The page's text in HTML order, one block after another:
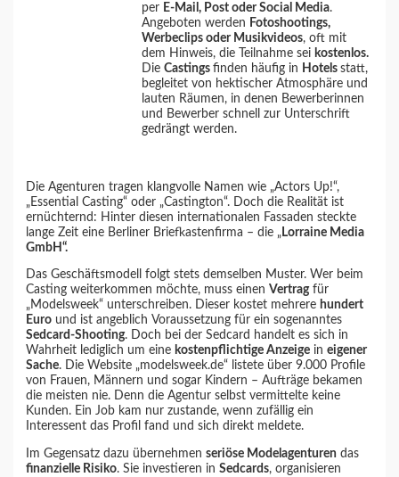
per E-Mail, Post oder Social Media.
Angeboten werden Fotoshootings,
Werbeclips oder Musikvideos, oft mit
dem Hinweis, die Teilnahme sei kostenlos.
Die Castings finden häufig in Hotels statt,
begleitet von hektischer Atmosphäre und
lauten Räumen, in denen Bewerberinnen
und Bewerber schnell zur Unterschrift
gedrängt werden.
Die Agenturen tragen klangvolle Namen wie „Actors Up!“,
„Essential Casting“ oder „Castington“. Doch die Realität ist
ernüchternd: Hinter diesen internationalen Fassaden steckte
lange Zeit eine Berliner Briefkastenfirma – die „ Lorraine Media
GmbH“.
Das Geschäftsmodell folgt stets demselben Muster. Wer beim
Casting weiterkommen möchte, muss einenVertragfür
„Modelsweek“ unterschreiben. Dieser kostet mehrere hundert
Euro und ist angeblich Voraussetzung für ein sogenanntes
Sedcard-Shooting. Doch bei der Sedcard handelt es sich in
Wahrheit lediglich um eine kostenpflichtige Anzeige ineigener
Sache. Die Website „modelsweek.de“ listete über 9.000 Profile
von Frauen, Männern und sogar Kindern – Aufträge bekamen
die meisten nie. Denn die Agentur selbst vermittelte keine
Kunden. Ein Job kam nur zustande, wenn zufällig ein
Interessent das Profil fand und sich direkt meldete.
Im Gegensatz dazu übernehmenseriöse Modelagenturen das
finanzielle Risiko. Sie investieren inSedcards, organisieren